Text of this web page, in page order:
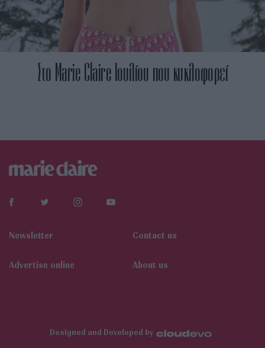
Στο Marie Claire Ιουλίου που κυκλοφορεί
Newsletter Contact us
Αdvertise online About us
Designed and Developed by